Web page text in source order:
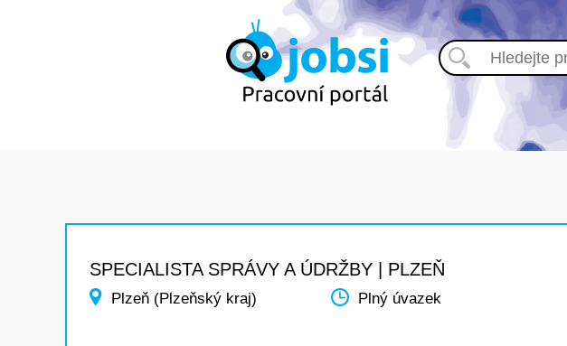
SPECIALISTA SPRÁVY A ÚDRŽBY | PLZEŇ
Plzeň (Plzeňský kraj) Plný úvazek